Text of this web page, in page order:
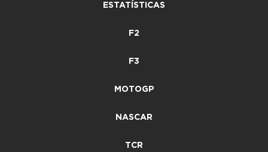
ESTATÍSTICAS
F2
F3
MOTOGP
NASCAR
TCR